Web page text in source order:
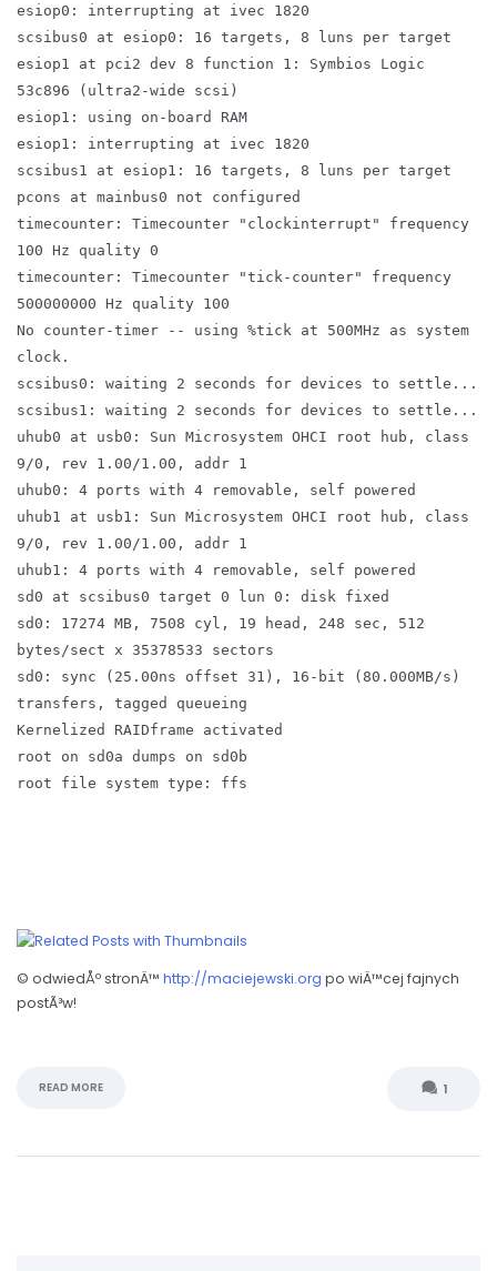
esiop0: interrupting at ivec 1820
scsibus0 at esiop0: 16 targets, 8 luns per target
esiop1 at pci2 dev 8 function 1: Symbios Logic
53c896 (ultra2-wide scsi)
esiop1: using on-board RAM
esiop1: interrupting at ivec 1820
scsibus1 at esiop1: 16 targets, 8 luns per target
pcons at mainbus0 not configured
timecounter: Timecounter "clockinterrupt" frequency
100 Hz quality 0
timecounter: Timecounter "tick-counter" frequency
500000000 Hz quality 100
No counter-timer -- using %tick at 500MHz as system
clock.
scsibus0: waiting 2 seconds for devices to settle...
scsibus1: waiting 2 seconds for devices to settle...
uhub0 at usb0: Sun Microsystem OHCI root hub, class
9/0, rev 1.00/1.00, addr 1
uhub0: 4 ports with 4 removable, self powered
uhub1 at usb1: Sun Microsystem OHCI root hub, class
9/0, rev 1.00/1.00, addr 1
uhub1: 4 ports with 4 removable, self powered
sd0 at scsibus0 target 0 lun 0: disk fixed
sd0: 17274 MB, 7508 cyl, 19 head, 248 sec, 512
bytes/sect x 35378533 sectors
sd0: sync (25.00ns offset 31), 16-bit (80.000MB/s)
transfers, tagged queueing
Kernelized RAIDframe activated
root on sd0a dumps on sd0b
root file system type: ffs
© odwiedÅº stronÄ™ http://maciejewski.org po wiÄ™cej fajnych
postÃ³w!
READ MORE 1